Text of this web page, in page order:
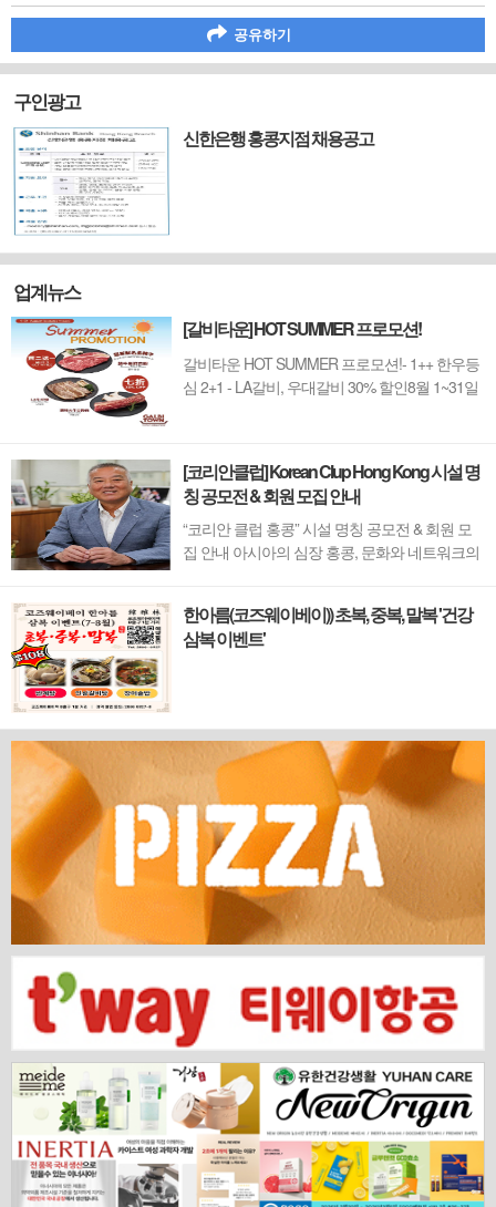
공유하기
구인광고
신한은행 홍콩지점 채용공고
업계뉴스
[갈비타운] HOT SUMMER 프로모션!
갈비타운 HOT SUMMER 프로모션!- 1++ 한우등
심 2+1 - LA갈비, 우대갈비 30% 할인8월 1~31일
[코리안클럽] Korean Clup Hong Kong 시설 명
칭 공모전 & 회원 모집 안내
“코리안 클럽 홍콩” 시설 명칭 공모전 & 회원 모
집 안내 아시아의 심장 홍콩, 문화와 네트워크의
홍콩. 이 역동적인 글로벌 허브의 중심에서 한국
의 깊이 있는 문화유산과 세계적 감각을 잇는 새
한아름(코즈웨이베이)) 초복, 중복, 말복 '건강
삼복 이벤트'